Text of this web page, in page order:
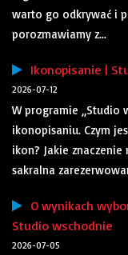
warto go odkrywać i
porozmawiamy z...
Ikonopisanie |
2026-07-12
W programie „Studio
ikonopisaniu. Czym
ikon? Jakie
sakralna
O wynikach
Studio wschodnie
2026-07-05